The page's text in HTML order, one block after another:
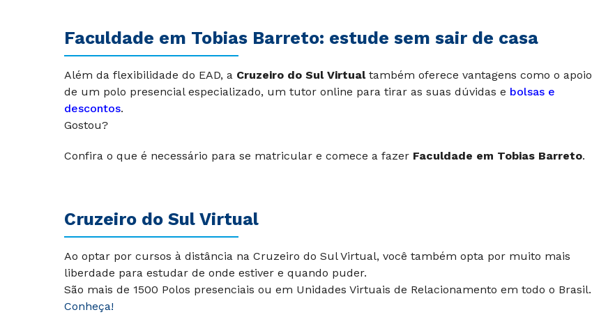
Faculdade em Tobias Barreto: estude sem sair de casa
Além da flexibilidade do EAD, a Cruzeiro do Sul Virtualtambém oferece vantagens como o apoio
de um polo presencial especializado, um tutor online para tirar as suas dúvidas e bolsas e
descontos.
Gostou?
Confira o que é necessário para se matricular e comece a fazer Faculdade em Tobias Barreto.
Cruzeiro do Sul Virtual
Ao optar por cursos à distância na Cruzeiro do Sul Virtual, você também opta por muito mais
liberdade para estudar de onde estiver e quando puder.
São mais de 1500 Polos presenciais ou em Unidades Virtuais de Relacionamento em todo o Brasil.
Conheça!